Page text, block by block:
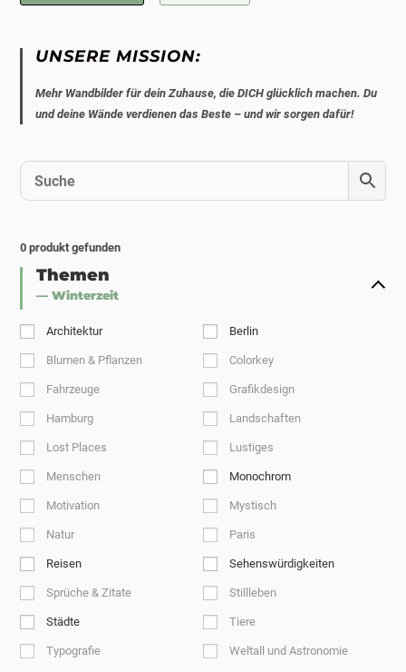
UNSERE MISSION:
Mehr Wandbilder für dein Zuhause, die DICH glücklich machen. Du
und deine Wände verdienen das Beste – und wir sorgen dafür!
0 produkt gefunden
Themen
— Winterzeit
Architektur Berlin
Blumen & Pflanzen Colorkey
Fahrzeuge Grafikdesign
Hamburg Landschaften
Lost Places Lustiges
Menschen Monochrom
Motivation Mystisch
Natur Paris
Reisen Sehenswürdigkeiten
Sprüche & Zitate Stillleben
Städte Tiere
Typografie Weltall und Astronomie